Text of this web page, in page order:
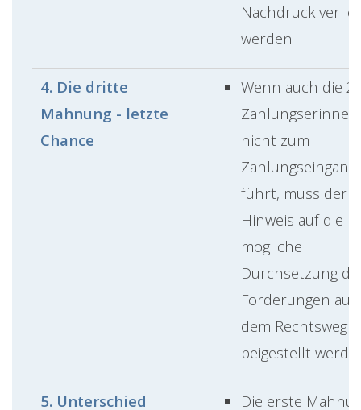
Nachdruck
werden
4. Die dritte
Mahnung - letzte
Chance
Wenn auch die 2.
nicht zum
Zahlungseingang
führt, muss der
Hinweis auf die
mögliche
Durchsetzung
Forderungen auf
dem Rechtsweg
beigestellt
5. Unterschied
Die erste